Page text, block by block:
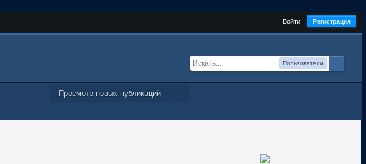
Войти Регистрация
Пользователи
Просмотр новых публикаций